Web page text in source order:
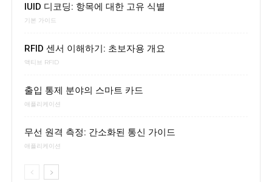
IUID 디코딩: 항목에 대한 고유 식별
기본 가이드
RFID 센서 이해하기: 초보자용 개요
액티브 RFID
출입 통제 분야의 스마트 카드
애플리케이션
무선 원격 측정: 간소화된 통신 가이드
애플리케이션